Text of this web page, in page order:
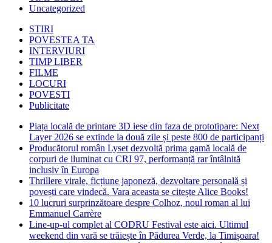
Uncategorized
STIRI
POVESTEA TA
INTERVIURI
TIMP LIBER
FILME
LOCURI
POVESTI
Publicitate
Piața locală de printare 3D iese din faza de prototipare: Next
Layer 2026 se extinde la două zile și peste 800 de participanți
Producătorul român Lyset dezvoltă prima gamă locală de
corpuri de iluminat cu CRI 97, performanță rar întâlnită
inclusiv în Europa
Thrillere virale, ficțiune japoneză, dezvoltare personală și
povești care vindecă. Vara aceasta se citește Alice Books!
10 lucruri surprinzătoare despre Colhoz, noul roman al lui
Emmanuel Carrère
Line-up-ul complet al CODRU Festival este aici. Ultimul
weekend din vară se trăiește în Pădurea Verde, la Timișoara!